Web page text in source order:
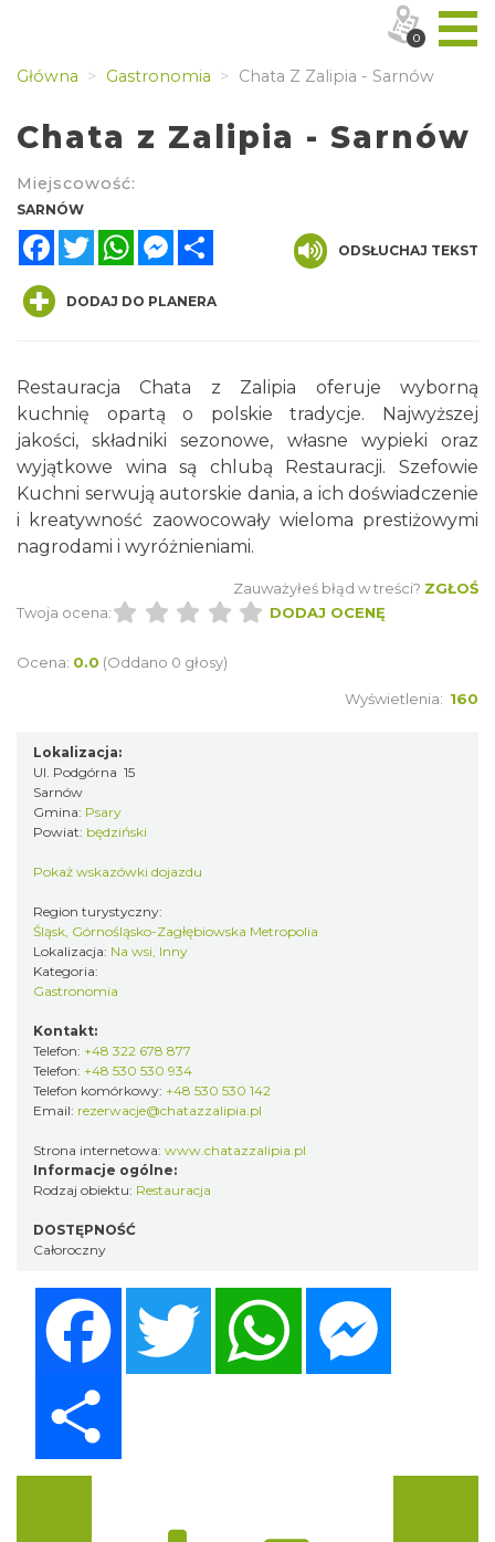
Główna Gastronomia Chata Z Zalipia - Sarnów
Chata z Zalipia - Sarnów
Miejscowość:
SARNÓW
FacebookTwitterWhatsAppMessenger
ODSŁUCHAJ TEKST
DODAJ DO PLANERA
Restauracja Chata z Zalipia oferuje wyborną
kuchnię opartą o polskie tradycje. Najwyższej
jakości, składniki sezonowe, własne wypieki oraz
wyjątkowe wina są chlubą Restauracji. Szefowie
Kuchni serwują autorskie dania, a ich doświadczenie
i kreatywność zaowocowały wieloma prestiżowymi
nagrodami i wyróżnieniami.
Zauważyłeś błąd w treści? ZGŁOŚ
Twoja ocena:
DODAJ OCENĘ
Ocena: 0.0 (Oddano 0 głosy)
Wyświetlenia: 160
Lokalizacja:
Ul. Podgórna 15
Sarnów
Gmina: Psary
Powiat: będziński
Pokaż wskazówki dojazdu
Region turystyczny:
Śląsk, Górnośląsko-Zagłębiowska Metropolia
Lokalizacja: Na wsi, Inny
Kategoria:
Gastronomia
Kontakt:
Telefon: +48 322 678 877
Telefon: +48 530 530 934
Telefon komórkowy: +48 530 530 142
Email: rezerwacje@chatazzalipia.pl
Strona internetowa: www.chatazzalipia.pl
Informacje ogólne:
Rodzaj obiektu: Restauracja
DOSTĘPNOŚĆ
Całoroczny
Twitter WhatsApp
0